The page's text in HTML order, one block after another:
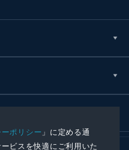
ポリシー 」に定める通
ビスを快適にご利用いた